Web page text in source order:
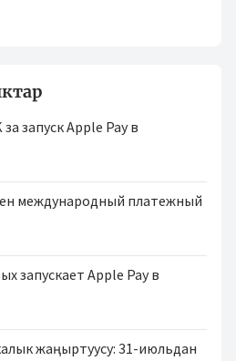
запуск Apple Pay в
международный платежный
запускает Apple Pay в
жаңыртуусу: 31-июльдан